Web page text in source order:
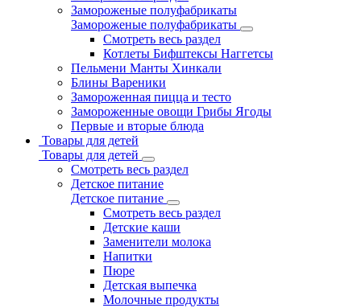
Замороженые полуфабрикаты
Замороженые полуфабрикаты
Смотреть весь раздел
Котлеты Бифштексы Наггетсы
Пельмени Манты Хинкали
Блины Вареники
Замороженная пицца и тесто
Замороженные овощи Грибы Ягоды
Первые и вторые блюда
Товары для детей
Товары для детей
Смотреть весь раздел
Детское питание
Детское питание
Смотреть весь раздел
Детские каши
Заменители молока
Напитки
Пюре
Детская выпечка
Молочные продукты